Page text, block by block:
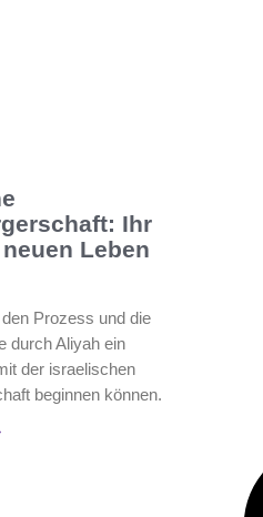
Ihr
Leben
Prozess und die
durch Aliyah ein
der israelischen
beginnen können.